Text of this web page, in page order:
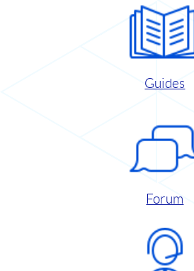
Guides
Forum